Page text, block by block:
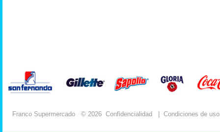
Franco Supermercado © 2026 Confidencialidad Condiciones de uso